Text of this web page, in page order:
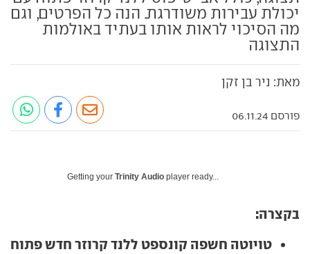
יכולת עבירות משודרגת. הנה כל הפרטים, וגם
מה הסיכוי לראות אותו בעתיד באולמות
התצוגה
מאת: ניר בן זקן
פורסם 06.11.24
Getting your Trinity Audio player ready...
בקצרה:
טויוטה חשפה קונספט ללנד קרוזר חדש פתוח